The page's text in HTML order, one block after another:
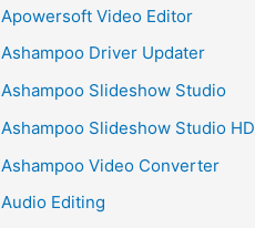
Apowersoft Video Editor
Ashampoo Driver Updater
Ashampoo Slideshow Studio
Ashampoo Slideshow Studio HD
Ashampoo Video Converter
Audio Editing